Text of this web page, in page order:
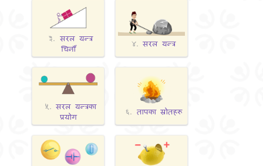
३. सरल यन्त्र
चिनौँ ४. सरल यन्त्र
५. सरल यन्त्रका
प्रयोग ६. तापका स्रोतहरू